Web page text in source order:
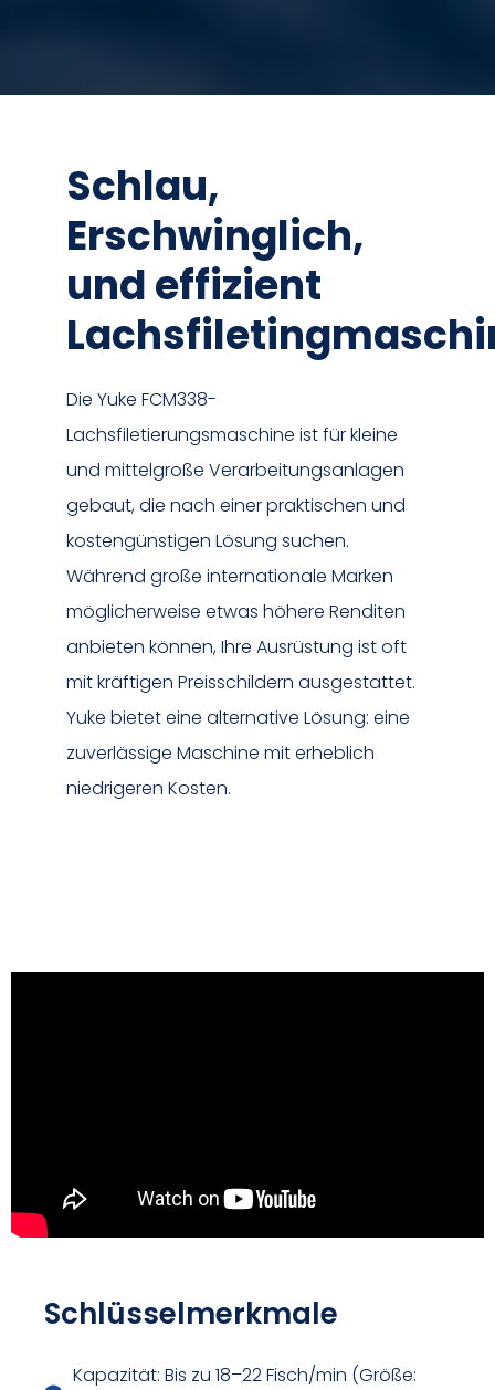
Schlau,
Erschwinglich,
und effizient
Die Yuke FCM338-
Lachsfiletierungsmaschine ist für kleine
und mittelgroße Verarbeitungsanlagen
gebaut, die nach einer praktischen und
kostengünstigen Lösung suchen.
Während große internationale Marken
möglicherweise etwas höhere Renditen
anbieten können, Ihre Ausrüstung ist oft
mit kräftigen Preisschildern ausgestattet.
Yuke bietet eine alternative Lösung: eine
zuverlässige Maschine mit erheblich
niedrigeren Kosten.
Schlüsselmerkmale
Kapazität: Bis zu 18–22 Fisch/min (Größe: